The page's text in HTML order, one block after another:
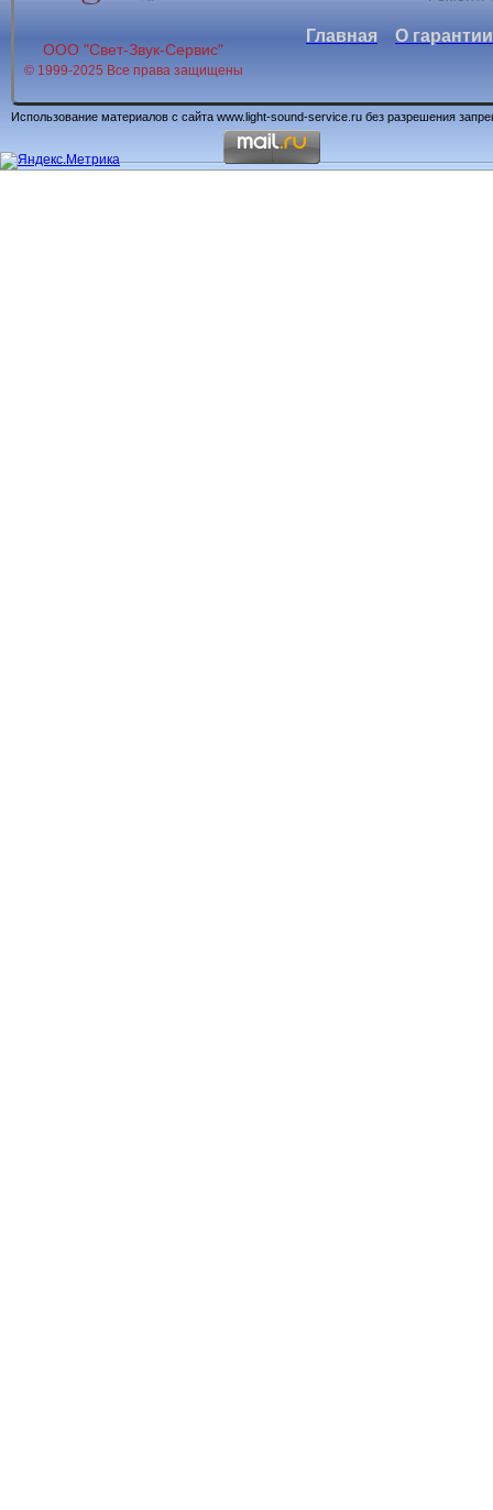
ООО "Свет-Звук-Сервис"
© 1999-2025 Все права защищены
Главная О гарантии
Использование материалов с сайта www.light-sound-service.ru без разрешения